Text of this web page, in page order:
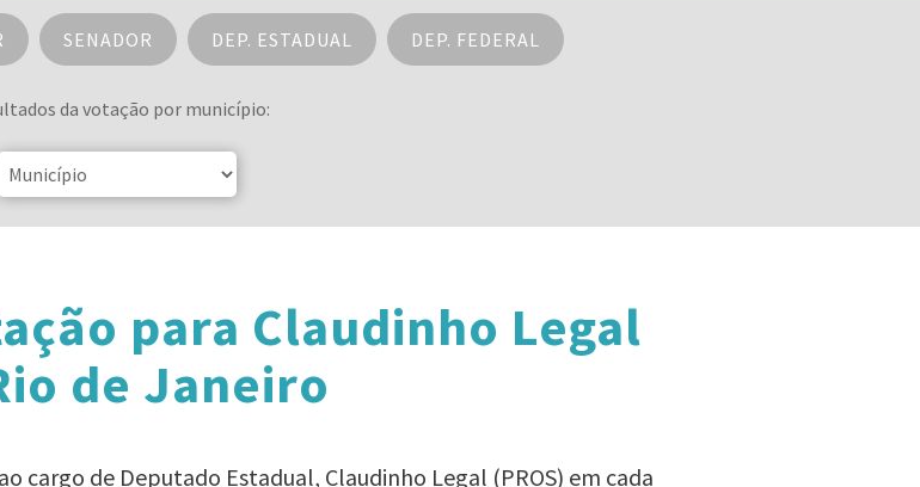
SENADOR DEP. ESTADUAL DEP. FEDERAL
da votação por município:
para Claudinho Legal
de Janeiro
cargo de Deputado Estadual, Claudinho Legal (PROS) em cada